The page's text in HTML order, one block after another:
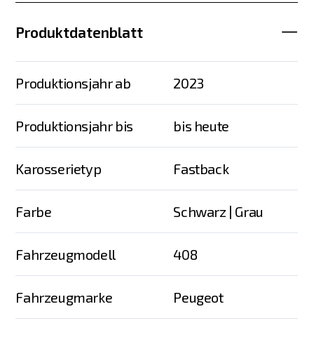
Produktdatenblatt
Produktionsjahr ab 2023
Produktionsjahr bis bis heute
Karosserietyp Fastback
Farbe Schwarz | Grau
Fahrzeugmodell 408
Fahrzeugmarke Peugeot